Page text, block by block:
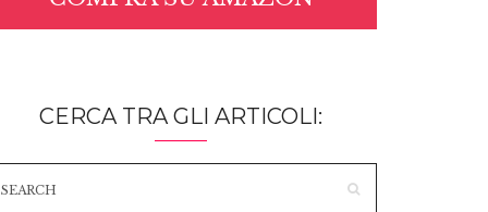
CERCA TRA GLI ARTICOLI: